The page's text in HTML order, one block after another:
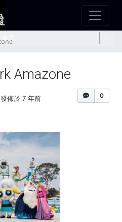
Amazone
0
發佈於 7 年前